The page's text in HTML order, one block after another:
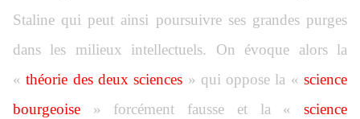
Staline qui peut ainsi poursuivre ses grandes purges
dans les milieux intellectuels. On évoque alors la
«théorie des deux sciences » qui oppose la «science
bourgeoise » forcément fausse et la « science